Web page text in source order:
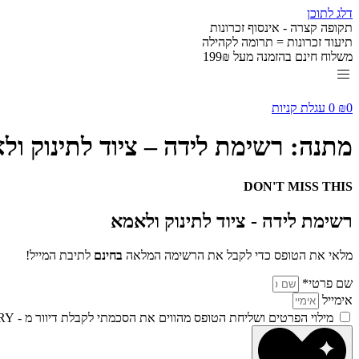
דלג לתוכן
תקופה קצרה - אינסוף זכרונות
תיעוד זכרונות = תרומה לקהילה
משלוח חינם בהזמנה מעל 199₪
₪0
0 עגלת קניות
מתנה: רשימת לידה – ציוד לתינוק
DON'T MISS THIS
רשימת לידה - ציוד לתינוק ולאמא
מלאי את הטופס כדי לקבל את הרשימה המלאה בחינם לתיבת המייל!
שם פרטי*
אימייל
מילוי הפרטים ושליחת הטופס מהווים את הסכמתי לקבלת דיוור מ - BABY STORY וכפופה למדיניות הפרטיות שלנו. למידע נוסף על אופן השימוש במידע האישי שלך –